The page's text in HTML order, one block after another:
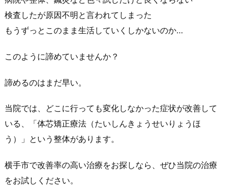
検査したが原因不明と言われてしまった
もうずっとこのまま生活していくしかないのか…
このように諦めていませんか？
諦めるのはまだ早い。
当院では、どこに行っても変化しなかった症状が改善して
いる、「体芯矯正療法（たいしんきょうせいりょうほ
う）」という整体があります。
横手市で改善率の高い治療をお探しなら、ぜひ当院の治療
をお試しください。